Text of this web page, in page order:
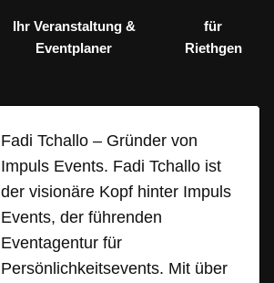
Ihr Veranstaltung &
Eventplaner
für
Riethgen
Fadi Tchallo – Gründer von
Impuls Events. Fadi Tchallo ist
der visionäre Kopf hinter Impuls
Events, der führenden
Eventagentur für
Persönlichkeitsevents. Mit über